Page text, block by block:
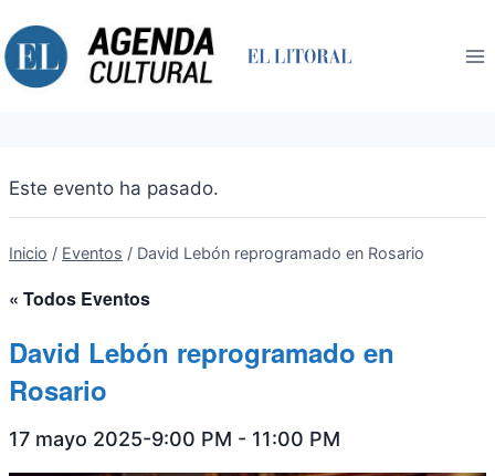
al
contenido
Este evento ha pasado.
Inicio / Eventos / David Lebón reprogramado en Rosario
« Todos Eventos
David Lebón reprogramado en
Rosario
17 mayo 2025-9:00 PM - 11:00 PM